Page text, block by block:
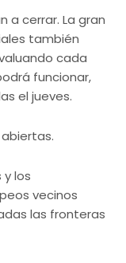
a cerrar. La gran
también
cada
funcionar,
el jueves.
los
vecinos
las fronteras